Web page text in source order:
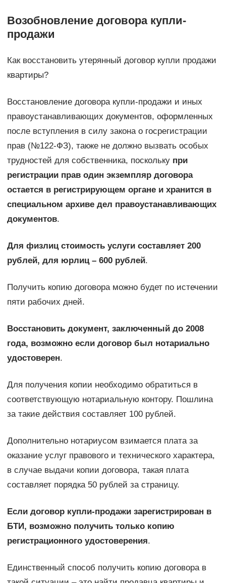
Возобновление договора купли-
продажи
Как восстановить утерянный договор купли продажи
квартиры?
Восстановление договора купли-продажи и иных
правоустанавливающих документов, оформленных
после вступления в силу закона о госрегистрации
прав (№122-ФЗ), также не должно вызвать особых
трудностей для собственника, поскольку при
регистрации прав один экземпляр договора
остается в регистрирующем органе и хранится в
специальном архиве дел правоустанавливающих
документов.
Для физлиц стоимость услуги составляет 200
рублей, для юрлиц – 600 рублей.
Получить копию договора можно будет по истечении
пяти рабочих дней.
Восстановить документ, заключенный до 2008
года, возможно если договор был нотариально
удостоверен.
Для получения копии необходимо обратиться в
соответствующую нотариальную контору. Пошлина
за такие действия составляет 100 рублей.
Дополнительно нотариусом взимается плата за
оказание услуг правового и технического характера,
в случае выдачи копии договора, такая плата
составляет порядка 50 рублей за страницу.
Если договор купли-продажи зарегистрирован в
БТИ, возможно получить только копию
регистрационного удостоверения.
Единственный способ получить копию договора в